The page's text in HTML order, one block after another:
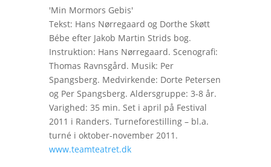
'Min Mormors Gebis'
Tekst: Hans Nørregaard og Dorthe Skøtt
Bébe efter Jakob Martin Strids bog.
Instruktion: Hans Nørregaard. Scenografi:
Thomas Ravnsgård. Musik: Per
Spangsberg. Medvirkende: Dorte Petersen
og Per Spangsberg. Aldersgruppe: 3-8 år.
Varighed: 35 min. Set i april på Festival
2011 i Randers. Turneforestilling – bl.a.
turné i oktober-november 2011.
www.teamteatret.dk